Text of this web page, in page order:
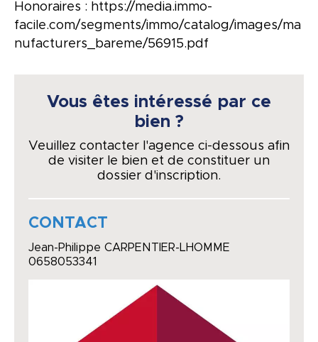
Honoraires : https://media.immo-
facile.com/segments/immo/catalog/images/ma
nufacturers_bareme/56915.pdf
Vous êtes intéressé par ce
bien ?
Veuillez contacter l'agence ci-dessous afin
de visiter le bien et de constituer un
dossier d'inscription.
CONTACT
Jean-Philippe CARPENTIER-LHOMME
0658053341